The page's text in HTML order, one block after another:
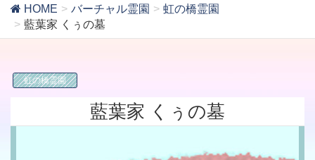
HOME バーチャル霊園
虹の橋霊園
藍葉家 くぅの墓
虹の橋霊園
藍葉家 くぅの墓